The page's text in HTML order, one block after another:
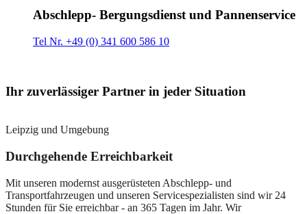
Abschlepp- Bergungsdienst und Pannenservice
Tel Nr. +49 (0) 341 600 586 10
Ihr zuverlässiger Partner in jeder Situation
Leipzig und Umgebung
Durchgehende Erreichbarkeit
Mit unseren modernst ausgerüsteten Abschlepp- und
Transportfahrzeugen und unseren Servicespezialisten sind wir 24
Stunden für Sie erreichbar - an 365 Tagen im Jahr. Wir